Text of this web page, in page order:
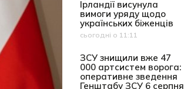
Ірландії висунула
вимоги уряду щодо
українських біженців
Дата публікації
сьогодні о 11:11
ЗСУ знищили вже 47
000 артсистем ворога:
оперативне зведення
Генштабу ЗСУ 6 серпня